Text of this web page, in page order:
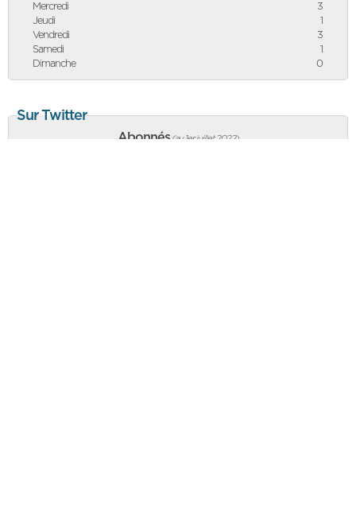
Mercredi
3
Jeudi
1
Vendredi
3
Samedi
1
Dimanche
0
Sur Twitter
Abonnés (au 1er juillet 2022)